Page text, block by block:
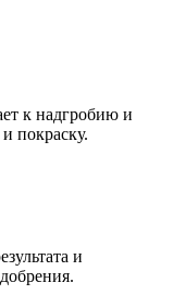
к надгробию и
покраску.
и